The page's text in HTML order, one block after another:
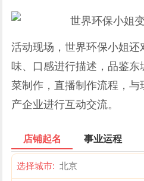
活动现场，世界环保小姐
味、口感进行描述，品鉴
菜制作，直播制作流程，与
产企业进行互动交流。
店铺起名 事业运程
选择城市: